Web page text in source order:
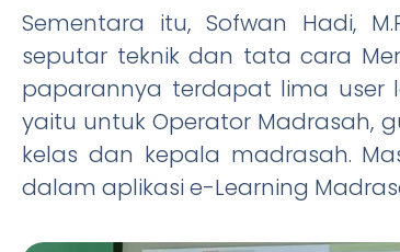
Sementara itu, Sofwan Hadi,
seputar teknik dan tata cara
paparannya terdapat lima user
yaitu untuk Operator Madrasah,
kelas dan kepala madrasah.
dalam aplikasi e-Learning